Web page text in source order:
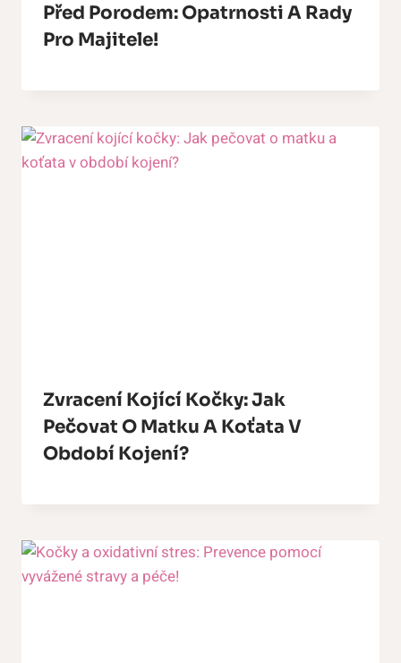
Před Porodem: Opatrnosti A Rady
Pro Majitele!
Zvracení Kojící Kočky: Jak
Pečovat O Matku A Koťata V
Období Kojení?